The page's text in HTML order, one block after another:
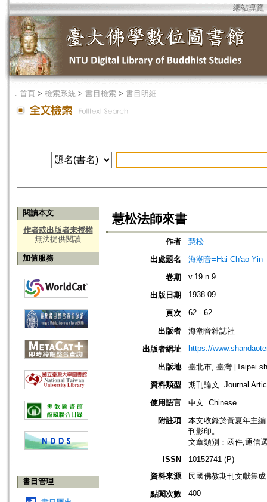
網站導覽
． 首頁 > 檢索系統 > 書目檢索 > 書目明細
閱讀本文
作者或出版者未授權
無法提供閱讀
加值服務
書目管理
慧松法師來書
作者
慧松
出處題名
海潮音=Hai Ch'ao Yin
卷期
v.19 n.9
出版日期 1938.09
頁次 62 - 62
出版者
海潮音雜誌社
出版者網址
https://
出版地
臺北市, 臺灣 [Taipei
資料類型
期刊論文=Journal
使用語言
中文=Chinese
附註項
本文收錄於黃夏年主
刊影印。
文章類別：函件,通信
ISSN
10152741 (P)
資料來源
民國佛教期刊文獻集
點閱次數
400